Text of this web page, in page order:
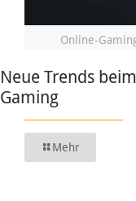
Online-
Neue Trends
Gaming
Mehr